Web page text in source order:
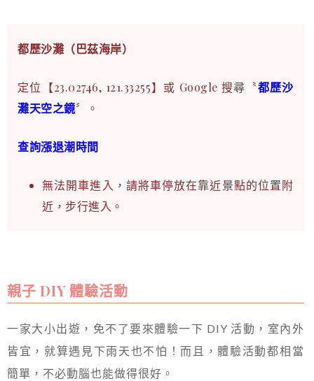
都歷沙灘（巴茲海岸）
定位【23.02746, 121.33255】或 Google 搜尋〝都歷沙
灘天空之鏡〞。
查詢漲退潮時間
無法開車進入，請將車停放在靠近景點的位置附
近，步行進入。
親子 DIY 體驗活動
一家大小出遊，免不了要來體驗一下 DIY 活動，室內外
皆宜，就算遇見下雨天也不怕！而且，體驗活動都相當
簡單，不必動腦也能做得很好。